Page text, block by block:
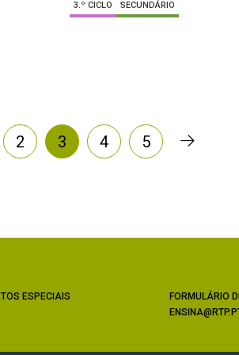
3.º CICLO SECUNDÁRIO
2 3 4 5
ESPECIAIS
FORMULÁRIO